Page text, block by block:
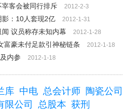
客会被同行排斥
2012-2-3
：10人套现2亿 2012-1-31
议员称存未知内幕 2012-1-28
富豪未付足款引神秘链条 2012-1-18
内参 2012-1-18
库 中电 总会计师 陶瓷公司
限公司 总股本 获刑